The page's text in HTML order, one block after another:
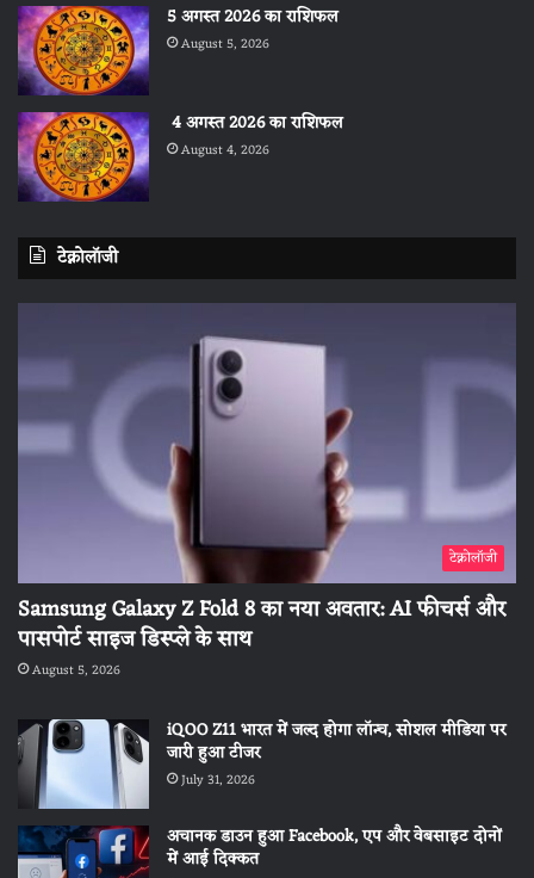
5 अगस्त 2026 का राशिफल
August 5, 2026
4 अगस्त 2026 का राशिफल
August 4, 2026
टेक्नोलॉजी
टेक्नोलॉजी
Samsung Galaxy Z Fold 8 का नया अवतार: AI फीचर्स और
पासपोर्ट साइज डिस्प्ले के साथ
August 5, 2026
iQOO Z11 भारत में जल्द होगा लॉन्च, सोशल मीडिया पर
जारी हुआ टीजर
July 31, 2026
अचानक डाउन हुआ Facebook, एप और वेबसाइट दोनों
में आई दिक्कत